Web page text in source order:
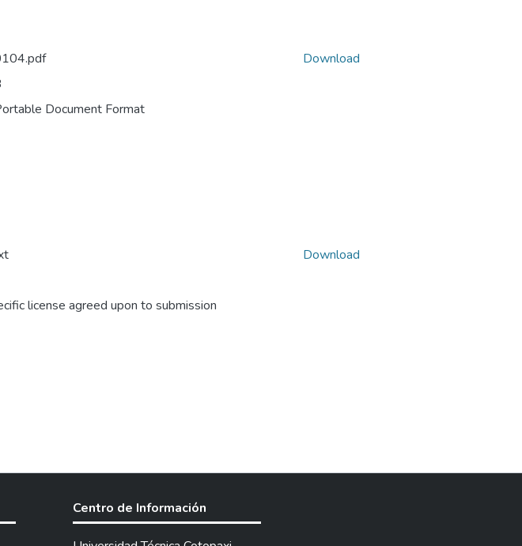
Document Format
Download
license agreed upon to submission
Download
Centro de Información